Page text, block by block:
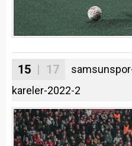
15 | 17
kareler-2022-2